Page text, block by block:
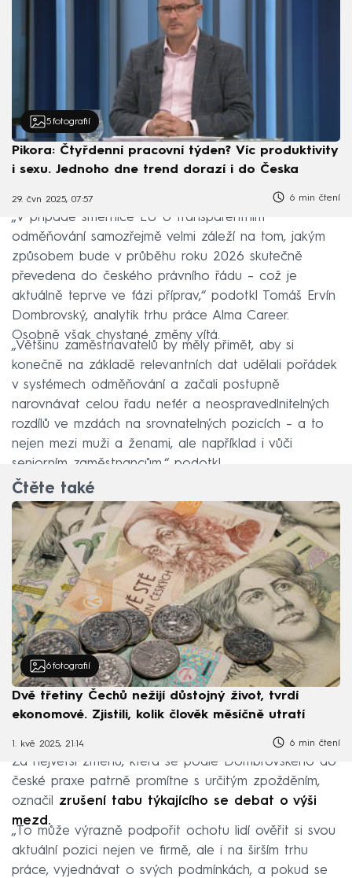
5 fotografií
Pikora: Čtyřdenní pracovní týden? Víc produktivity
i sexu. Jednoho dne trend dorazí i do Česka
29. čvn 2025, 07:57 6 min čtení
„V případě směrnice EU o transparentním
odměňování samozřejmě velmi záleží na tom, jakým
způsobem bude v průběhu roku 2026 skutečně
převedena do českého právního řádu – což je
aktuálně teprve ve fázi příprav,“ podotkl Tomáš Ervín
Dombrovský, analytik trhu práce Alma Career.
Osobně však chystané změny vítá.
„Většinu zaměstnavatelů by měly přimět, aby si
konečně na základě relevantních dat udělali pořádek
v systémech odměňování a začali postupně
narovnávat celou řadu nefér a neospravedlnitelných
rozdílů ve mzdách na srovnatelných pozicích – a to
nejen mezi muži a ženami, ale například i vůči
seniorním zaměstnancům,“ podotkl.
Čtěte také
6 fotografií
Dvě třetiny Čechů nežijí důstojný život, tvrdí
ekonomové. Zjistili, kolik člověk měsíčně utratí
1. kvě 2025, 21:14 6 min čtení
Za největší změnu, která se podle Dombrovského do
české praxe patrně promítne s určitým zpožděním,
označil
zrušení tabu týkajícího se debat o výši
mezd.
„To může výrazně podpořit ochotu lidí ověřit si svou
aktuální pozici nejen ve firmě, ale i na širším trhu
práce, vyjednávat o svých podmínkách, a pokud se